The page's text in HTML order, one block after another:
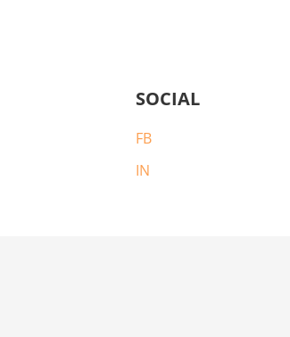
SOCIAL
FB
IN